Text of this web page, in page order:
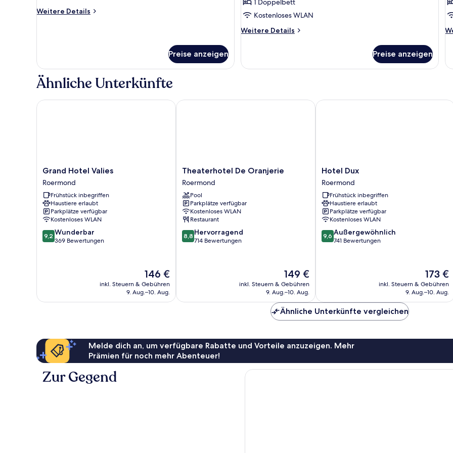
Weitere Details
Weitere
Preise anzeigen
1 Doppelbett
Kostenloses WLAN
Weitere Details
Weitere
Doppelzimmer
Preise anzeigen
Ähnliche Unterkünfte
Grand
Hotel
Valies
Roermond
Grand Hotel Valies
Roermond
Frühstück inbegriffen
Haustiere erlaubt
Parkplätze verfügbar
Kostenloses WLAN
9.2
von
9,2 Wunderbar
369 Bewertungen
Der
Preis
beträgt
146 €
inkl. Steuern & Gebühren
9. Aug.–10. Aug.
Grand Hotel Valies
Theaterhotel
De
Oranjerie
Roermond
Theaterhotel De Oranjerie
Roermond
Pool
Parkplätze verfügbar
Kostenloses WLAN
Restaurant
8.8
von
8,8 Hervorragend
714 Bewertungen
Der
Preis
beträgt
149 €
inkl. Steuern & Gebühren
9. Aug.–10. Aug.
Theaterhotel De Oranjerie
Hotel
Dux
Roermond
Hotel Dux
Roermond
Frühstück inbegriffen
Haustiere erlaubt
Parkplätze verfügbar
Kostenloses WLAN
9.6
von
9,6 Außergewöhnlich
741 Bewertungen
Der
Preis
beträgt
173 €
inkl. Steuern & Gebühren
9. Aug.–10. Aug.
Hotel Dux
Ähnliche Unterkünfte vergleichen
Melde dich an, um verfügbare Rabatte und Vorteile anzuzeigen. Mehr
Prämien für noch mehr Abenteuer!
Zur Gegend